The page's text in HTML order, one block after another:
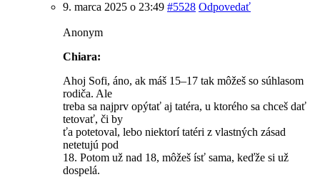
9. marca 2025 o 23:49 #5528 Odpovedať
Anonym
Chiara:
Ahoj Sofi, áno, ak máš 15–17 tak môžeš so súhlasom
rodiča. Ale
treba sa najprv opýtať aj tatéra, u ktorého sa chceš dať
tetovať, či by
ťa potetoval, lebo niektorí tatéri z vlastných zásad
netetujú pod
18. Potom už nad 18, môžeš ísť sama, keďže si už
dospelá.